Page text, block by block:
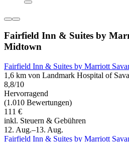
Fairfield Inn & Suites by
Midtown
Fairfield Inn & Suites by Marriott
1,6 km von Landmark Hospital of
8,8/10
Hervorragend
(1.010 Bewertungen)
111 €
inkl. Steuern & Gebühren
12. Aug.–13. Aug.
Fairfield Inn & Suites by Marriott